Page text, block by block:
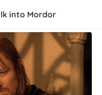
into Mordor